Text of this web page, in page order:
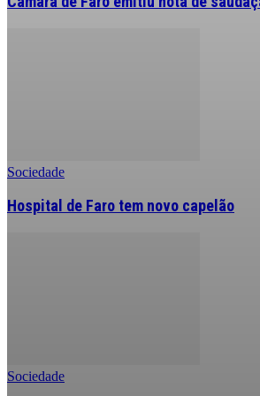
Sociedade
Hospital de Faro tem novo capelão
Sociedade